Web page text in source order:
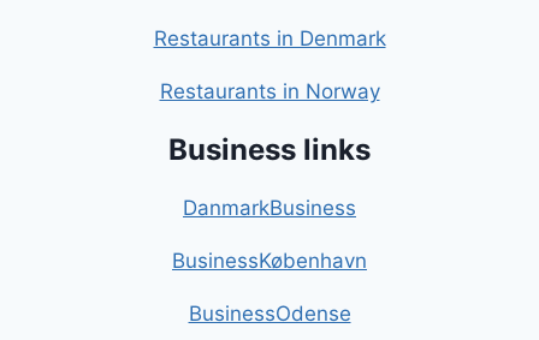
Restaurants in Denmark
Restaurants in Norway
Business links
DanmarkBusiness
BusinessKøbenhavn
BusinessOdense